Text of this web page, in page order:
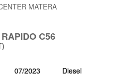
MATERA
C56
07/2023 Diesel